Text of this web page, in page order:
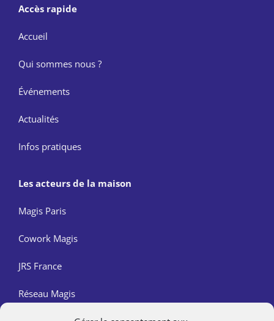
Accès rapide
Accueil
Qui sommes nous ?
Événements
Actualités
Infos pratiques
Les acteurs de la maison
Magis Paris
Cowork Magis
JRS France
Réseau Magis